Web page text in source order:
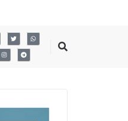
ডিস্ট্রিক্ট ৩১৫এ৩ বাংলাদেশের ৬ষ্ঠ